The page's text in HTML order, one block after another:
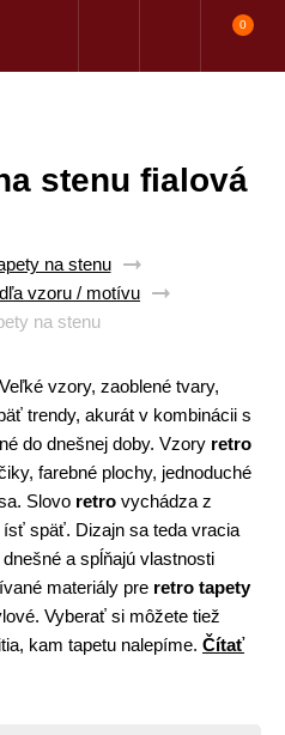
0
stenu fialová
na stenu
vzoru / motívu
na stenu
vzory, zaoblené tvary,
trendy, akurát v kombinácii s
do dnešnej doby. Vzory retro
farebné plochy, jednoduché
Slovo retro vychádza z
späť. Dizajn sa teda vracia
a spĺňajú vlastnosti
materiály pre retro tapety
Vyberať si môžete tiež
kam tapetu nalepíme. Čítať